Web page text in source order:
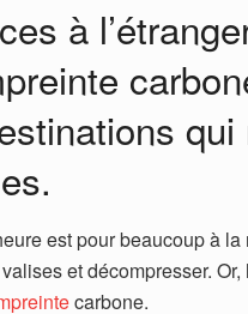
à
est pour beaucoup à
et décompresser.
carbone.